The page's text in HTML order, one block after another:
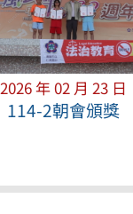
2026 年 02 月 23 日
114-2朝會頒獎